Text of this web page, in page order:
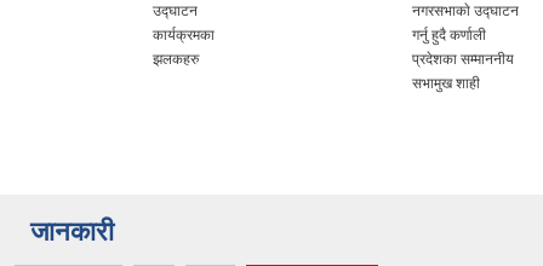
उद्घाटन
कार्यक्रमका
झलकहरु
नगरसभाकाे उद्घाटन
गर्नु हुदै कर्णाली
प्रदेशका सम्माननीय
सभामुख शाही
जानकारी